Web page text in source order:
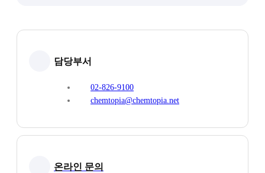
담당부서
02-826-9100
chemtopia@chemtopia.net
온라인 문의